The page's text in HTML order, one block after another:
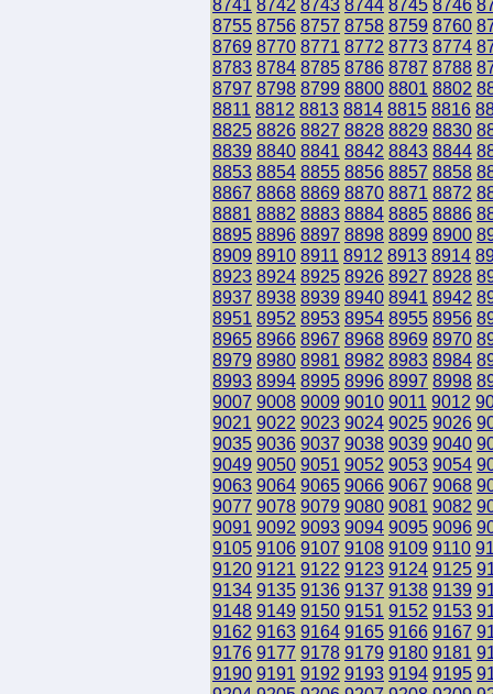
8741 8742 8743 8744 8745 8746
8755 8756 8757 8758 8759 8760
8769 8770 8771 8772 8773 8774
8783 8784 8785 8786 8787 8788
8797 8798 8799 8800 8801 8802
8811 8812 8813 8814 8815 8816
8825 8826 8827 8828 8829 8830
8839 8840 8841 8842 8843 8844
8853 8854 8855 8856 8857 8858
8867 8868 8869 8870 8871 8872
8881 8882 8883 8884 8885 8886
8895 8896 8897 8898 8899 8900
8909 8910 8911 8912 8913 8914
8923 8924 8925 8926 8927 8928
8937 8938 8939 8940 8941 8942
8951 8952 8953 8954 8955 8956
8965 8966 8967 8968 8969 8970
8979 8980 8981 8982 8983 8984
8993 8994 8995 8996 8997 8998
9007 9008 9009 9010 9011 9012
9021 9022 9023 9024 9025 9026
9035 9036 9037 9038 9039 9040
9049 9050 9051 9052 9053 9054
9063 9064 9065 9066 9067 9068
9077 9078 9079 9080 9081 9082
9091 9092 9093 9094 9095 9096
9105 9106 9107 9108 9109 9110
9120 9121 9122 9123 9124 9125
9134 9135 9136 9137 9138 9139
9148 9149 9150 9151 9152 9153
9162 9163 9164 9165 9166 9167
9176 9177 9178 9179 9180 9181
9190 9191 9192 9193 9194 9195